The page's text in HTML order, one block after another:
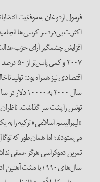
اکثریت بی‌دردسر کرسی‌ها
تونس را پشت سر گذاشت.
«لیبرالیسم اسلامی» ترکیه را به
می‌ستودند؛ اما همان‌طور که
تمرین دموکراسی هرگز عمقی
سال‌های ۱۹۹۰ با